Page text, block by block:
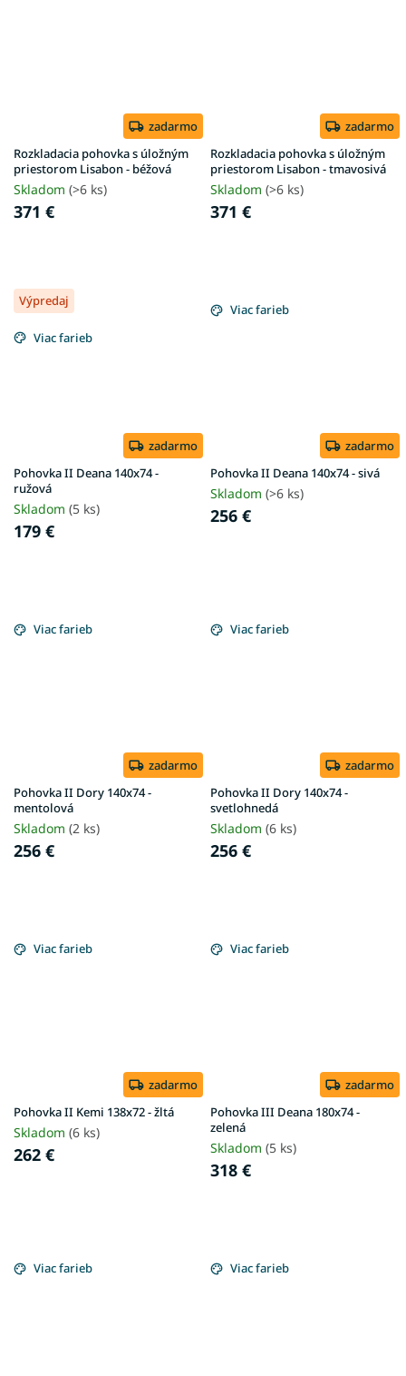
zadarmo
Rozkladacia pohovka s úložným
priestorom Lisabon - béžová
Skladom (>6 ks)
371 €
zadarmo
Rozkladacia pohovka s úložným
priestorom Lisabon - tmavosivá
Skladom (>6 ks)
371 €
Výpredaj
Viac farieb
zadarmo
Pohovka II Deana 140x74 -
ružová
Skladom (5 ks)
179 €
Viac farieb
zadarmo
Pohovka II Deana 140x74 - sivá
Skladom (>6 ks)
256 €
Viac farieb
zadarmo
Pohovka II Dory 140x74 -
mentolová
Skladom (2 ks)
256 €
Viac farieb
zadarmo
Pohovka II Dory 140x74 -
svetlohnedá
Skladom (6 ks)
256 €
Viac farieb
zadarmo
Pohovka II Kemi 138x72 - žltá
Skladom (6 ks)
262 €
Viac farieb
zadarmo
Pohovka III Deana 180x74 -
zelená
Skladom (5 ks)
318 €
Viac farieb Viac farieb